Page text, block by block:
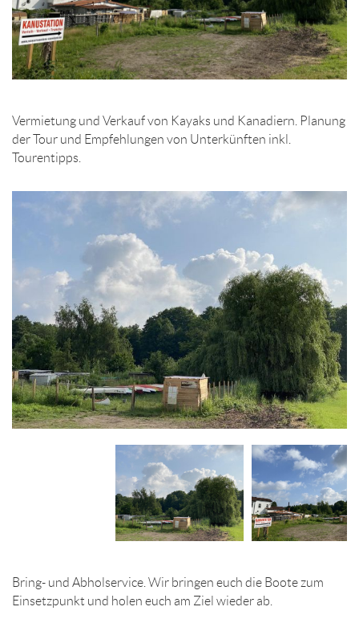
Vermietung und Verkauf von Kayaks und Kanadiern. Planung
der Tour und Empfehlungen von Unterkünften inkl.
Tourentipps.
Bring- und Abholservice. Wir bringen euch die Boote zum
Einsetzpunkt und holen euch am Ziel wieder ab.